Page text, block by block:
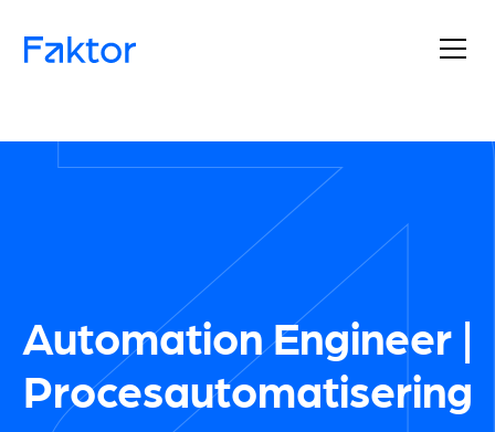
Automation Engineer |
Procesautomatisering